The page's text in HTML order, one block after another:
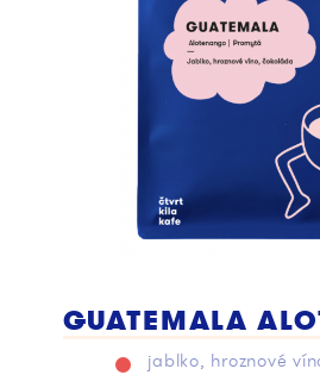
GUATEMALA
jablko, hroznové